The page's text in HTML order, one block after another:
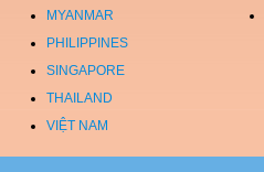
MYANMAR
PHILIPPINES
SINGAPORE
THAILAND
VIỆT NAM